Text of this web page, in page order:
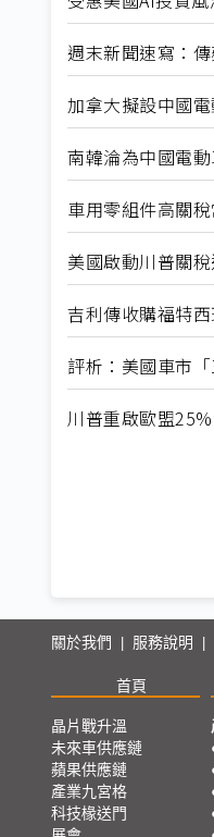
週末新聞速寫：
加拿大擬設中國
南韓淪為中國電
車用零組件高關
美國啟動川普關
吉利傳收購福特
評析：美國車市
川普重啟歐盟
關於我們 服務說明
首頁
晶片戰升溫
未來車供應鏈
蘋果供應鏈
產業九宮格
科技椽送門